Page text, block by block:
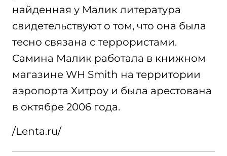
найденная у Малик литература
свидетельствуют о том, что она была
тесно связана с террористами.
Самина Малик работала в книжном
магазине WH Smith на территории
аэропорта Хитроу и была арестована
в октябре 2006 года.
/Lenta.ru/